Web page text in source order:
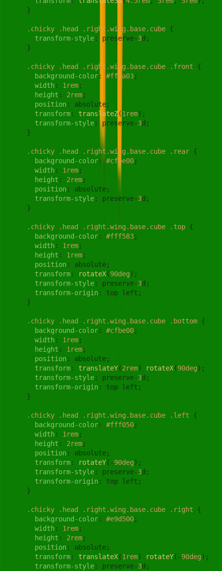
    }
.chicky .head .right .wing.base.cube {
transform-style: preserve-3d;
    }
.chicky .head .right .wing.base.cube .front {
background-color: #ffea03;
width: 1rem;
height : 2rem;
position: absolute;
transform: translateZ(1rem);
transform-style: preserve-3d;
    }
.chicky .head .right .wing.base.cube .rear {
background-color: #cfbe00;
width: 1rem;
height : 2rem;
position: absolute;
transform-style: preserve-3d;
    }
.chicky .head .right .wing.base.cube .top {
background-color: #fff583;
width: 1rem;
height : 1rem;
position: absolute;
transform: rotateX(90deg);
transform-style: preserve-3d;
transform-origin: top left;
    }
.chicky .head .right .wing.base.cube .bottom {
background-color: #cfbe00;
width: 1rem;
height : 1rem;
position: absolute;
transform: translateY(2rem) rotateX(90deg);
transform-style: preserve-3d;
transform-origin: top left;
    }
.chicky .head .right .wing.base.cube .left {
background-color: #fff050;
width: 1rem;
height : 2rem;
position: absolute;
transform: rotateY(-90deg);
transform-style: preserve-3d;
transform-origin: top left;
    }
.chicky .head .right .wing.base.cube .right {
background-color: #e9d500;
width: 1rem;
height : 2rem;
position: absolute;
transform: translateX(1rem) rotateY(-90deg);
transform-style: preserve-3d;